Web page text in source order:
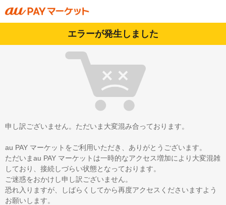
エラーが発生しました
申し訳ございません。ただいま大変混み合っております。
au PAY マーケットをご利用いただき、ありがとうございます。
ただいまau PAY マーケットは一時的なアクセス増加により大変混雑
しており、接続しづらい状態となっております。
ご迷惑をおかけし申し訳ございません。
恐れ入りますが、しばらくしてから再度アクセスくださいますよう
お願いします。